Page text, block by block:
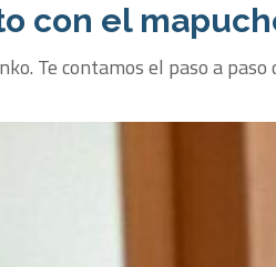
con el
Te contamos el paso a